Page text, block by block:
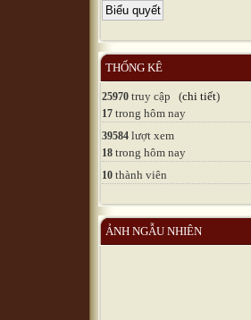
THỐNG KÊ
25970 truy cập (chi tiết)
17 trong hôm nay
39584 lượt xem
18 trong hôm nay
10 thành viên
ẢNH NGẪU NHIÊN